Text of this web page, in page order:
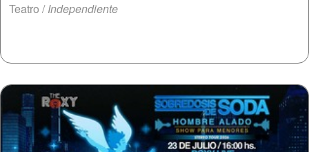
Teatro /Independiente